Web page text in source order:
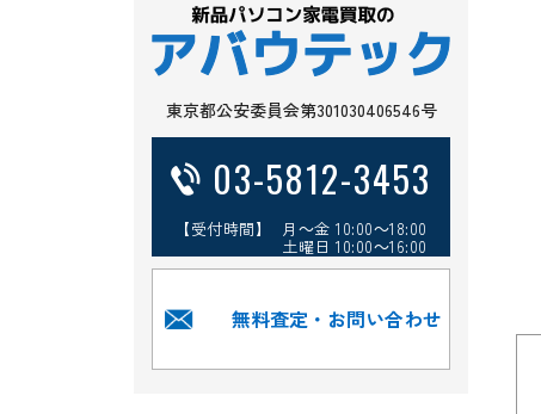
東京都公安委員会第301030406546号
03-5812-3453
【受付時間】 月～金 10:00～18:00
土曜日 10:00～16:00
無料査定・お問い合わせ